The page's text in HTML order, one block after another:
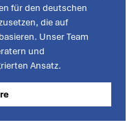
für den deutschen
die auf
Unser Team
und
Ansatz.